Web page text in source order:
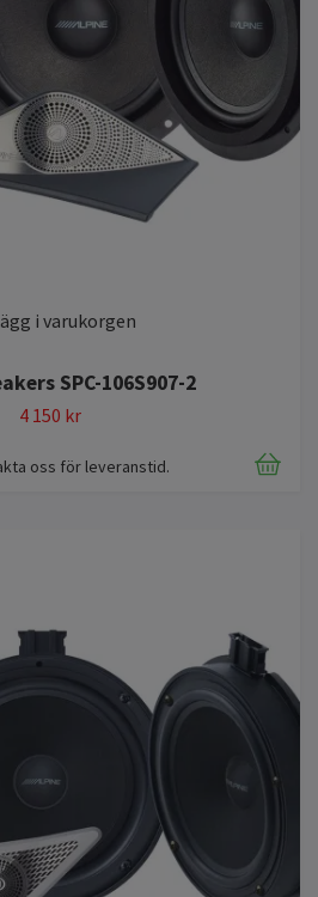
i varukorgen
SPC-106S907-2
4 150 kr
oss för leveranstid.